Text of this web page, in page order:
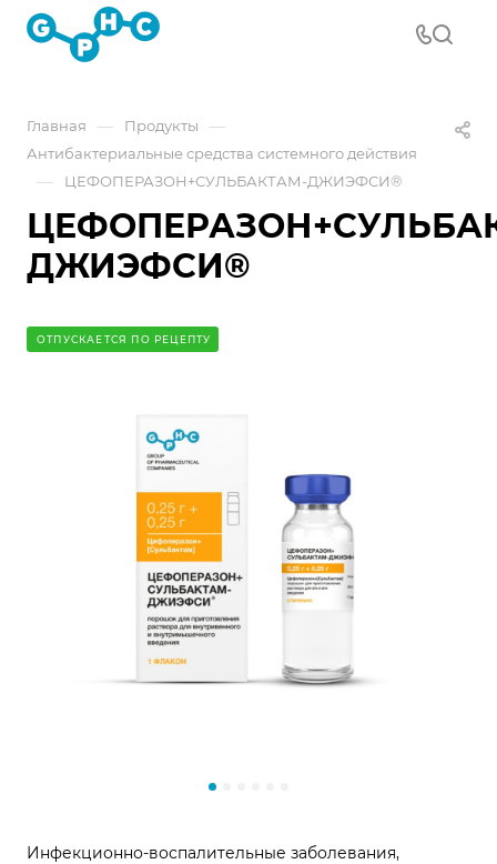
Главная — Продукты —
Антибактериальные средства системного действия
— ЦЕФОПЕРАЗОН+СУЛЬБАКТАМ-ДЖИЭФСИ®
ДЖИЭФСИ®
ОТПУСКАЕТСЯ ПО РЕЦЕПТУ
Инфекционно-воспалительные заболевания,